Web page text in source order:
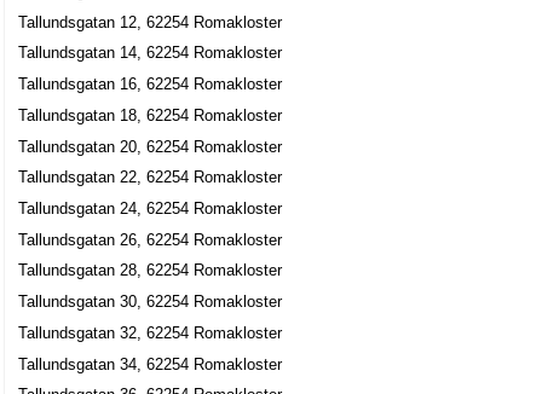
Tallundsgatan 12, 62254 Romakloster
Tallundsgatan 14, 62254 Romakloster
Tallundsgatan 16, 62254 Romakloster
Tallundsgatan 18, 62254 Romakloster
Tallundsgatan 20, 62254 Romakloster
Tallundsgatan 22, 62254 Romakloster
Tallundsgatan 24, 62254 Romakloster
Tallundsgatan 26, 62254 Romakloster
Tallundsgatan 28, 62254 Romakloster
Tallundsgatan 30, 62254 Romakloster
Tallundsgatan 32, 62254 Romakloster
Tallundsgatan 34, 62254 Romakloster